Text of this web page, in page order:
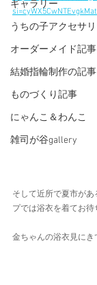
ギャラリー
うちの子アクセサ
オーダーメイド記事
結婚指輪制作の記事
ものづくり記事
にゃんこ＆わんこ
雑司が谷gallery
si=cyWX5CwNTEvgkMat
そして近所で夏市が
プでは浴衣を着てお待
金ちゃんの浴衣見にき